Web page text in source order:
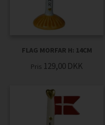
FLAG MORFAR H: 14CM
Pris 129,00 DKK